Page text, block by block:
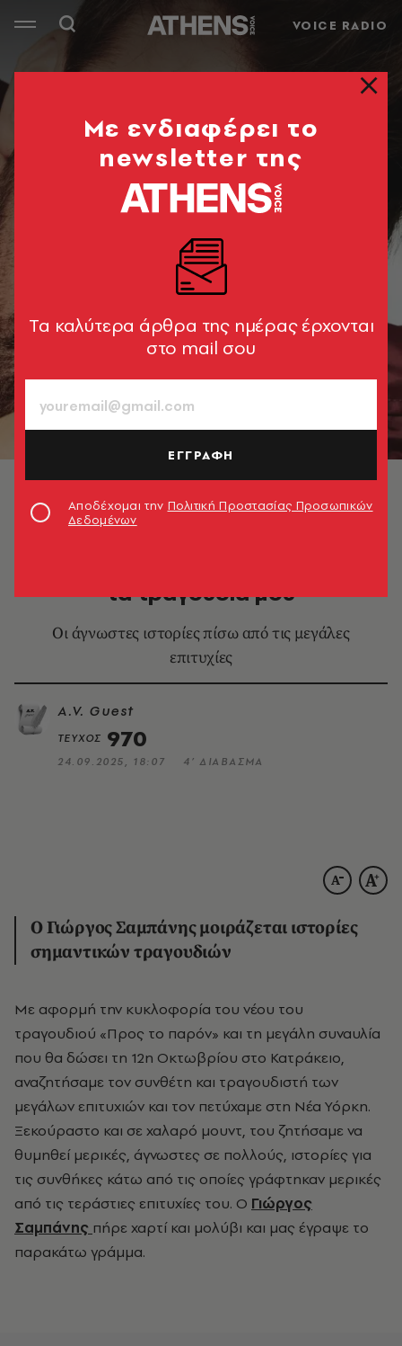
VOICE RADIO
τα τραγούδια μου
Οι άγνωστες ιστορίες πίσω από τις μεγάλες
επιτυχίες
A.V. Guest
ΤΕΥΧΟΣ 970
24.09.2025, 18:07 4’ ΔΙΑΒΑΣΜΑ
Ο Γιώργος Σαμπάνης μοιράζεται ιστορίες
σημαντικών τραγουδιών
Με αφορμή την κυκλοφορία του νέου του
τραγουδιού «Προς το παρόν» και τη μεγάλη συναυλία
που θα δώσει τη 12η Οκτωβρίου στο Κατράκειο,
αναζητήσαμε τον συνθέτη και τραγουδιστή των
μεγάλων επιτυχιών και τον πετύχαμε στη Νέα Υόρκη.
Ξεκούραστο και σε χαλαρό μουντ, του ζητήσαμε να
θυμηθεί μερικές, άγνωστες σε πολλούς, ιστορίες για
τις συνθήκες κάτω από τις οποίες γράφτηκαν μερικές
από τις τεράστιες επιτυχίες του. Ο Γιώργος
Σαμπάνης πήρε χαρτί και μολύβι και μας έγραψε το
παρακάτω γράμμα.
Mε ενδιαφέρει το
newsletter της
Tα καλύτερα άρθρα της ημέρας έρχονται
στο mail σου
ΕΓΓΡΑΦΗ
Αποδέχομαι την Πολιτική Προστασίας Προσωπικών
Δεδομένων